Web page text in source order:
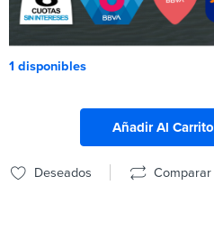
1 disponibles
Añadir Al Carrito
Deseados Comparar